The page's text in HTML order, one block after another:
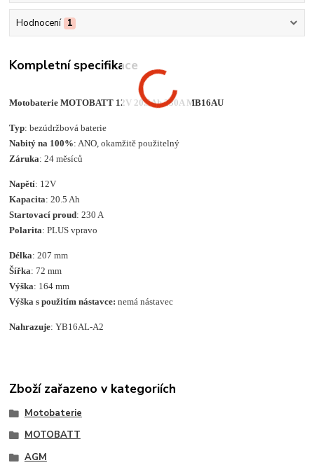
Hodnocení 1
Kompletní specifikace
Motobaterie MOTOBATT 12V 20.5Ah 230A MB16AU
Typ: bezúdržbová baterie
Nabitý na 100%: ANO, okamžitě použitelný
Záruka: 24 měsíců
Napětí: 12V
Kapacita: 20.5 Ah
Startovací proud: 230 A
Polarita: PLUS vpravo
Délka: 207 mm
Šířka: 72 mm
Výška: 164 mm
Výška s použitím nástavce:nemá nástavec
Nahrazuje: YB16AL-A2
Zboží zařazeno v kategoriích
Motobaterie
MOTOBATT
AGM